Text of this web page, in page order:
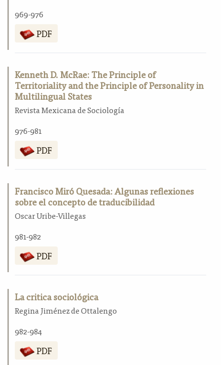
969-976
PDF
Kenneth D. McRae: The Principle of
Territoriality and the Principle of Personality in
Multilingual States
Revista Mexicana de Sociología
976-981
PDF
Francisco Miró Quesada: Algunas reflexiones
sobre el concepto de traducibilidad
Oscar Uribe-Villegas
981-982
PDF
La critica sociológica
Regina Jiménez de Ottalengo
982-984
PDF